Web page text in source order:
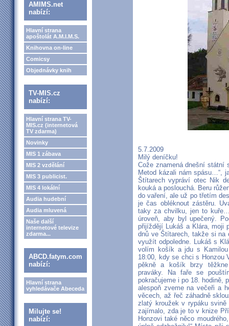
AMIMS.net
nabízí:
Hlavní strana
apoštolát A.M.I.M.S.
Knihovna on-line
Comicsy
Objednávky knih
TV-MIS.cz
nabízí:
Hlavní strana TV-
MIS.cz (internetová
TV zdarma)
Novinky
MIS 1 zábava
MIS 2 vzdělání
MIS 3 publicist.
MIS 4 lokální
Audia hudební
Audia mluvená
Naše další
internetové televize
zdarma...
ABCD.fatym.com
nabízí:
Hlavní strana
vyhledávače Abeceda
Milujte se!
nabízí:
5.7.2009
Milý deníčku!
Cože znamená dnešní státní
Metod kázali nám spásu…“,
Štítarech vypráví otec Nik
kouká a poslouchá. Beru
do vaření, ale už po třetím
je čas obléknout zástěru.
taky za chvilku, jen to
úroveň, aby byl upečený.
přijíždějí Lukáš a Klára, moji
dnů ve Štítarech, takže si na
využít odpoledne. Lukáš s
volím košík a jdu s
18:00, kdy se chci s Honzou
pěkně a košík brzy těžkne
praváky. Na faře se
pokračujeme i po 18. hodině,
alespoň zveme na večeři a
věcech, až řeč záhadně
zlatý kroužek v rypáku
zajímalo, zda je to v knize
Honzovi také něco